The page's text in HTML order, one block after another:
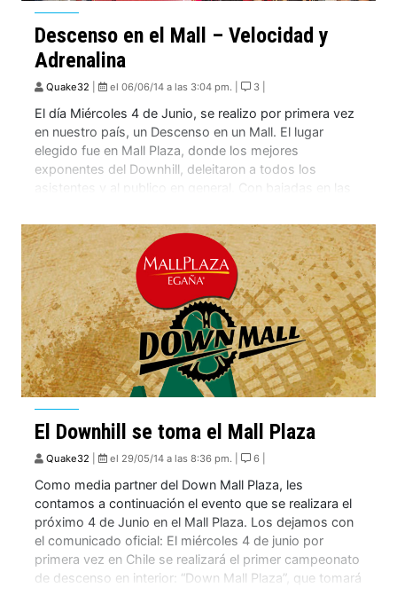
Descenso en el Mall – Velocidad y
Adrenalina
Quake32 el 06/06/14 a las 3:04 pm. | 3 |
El día Miércoles 4 de Junio, se realizo por primera vez
en nuestro país, un Descenso en un Mall. El lugar
elegido fue en Mall Plaza, donde los mejores
exponentes del Downhill, deleitaron a todos los
asistentes y al publico en general. Con bajadas en las
de maderas, saltos […]
El Downhill se toma el Mall Plaza
Quake32 el 29/05/14 a las 8:36 pm. | 6 |
Como media partner del Down Mall Plaza, les
contamos a continuación el evento que se realizara el
próximo 4 de Junio en el Mall Plaza. Los dejamos con
el comunicado oficial: El miércoles 4 de junio por
primera vez en Chile se realizará el primer campeonato
de descenso en interior: “Down Mall Plaza”, que tomará